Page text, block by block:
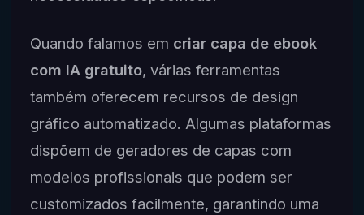
Quando falamos em criar capa de ebook
com IA gratuito, várias ferramentas
também oferecem recursos de design
gráfico automatizado. Algumas plataformas
dispõem de geradores de capas com
modelos profissionais que podem ser
customizados facilmente, garantindo uma